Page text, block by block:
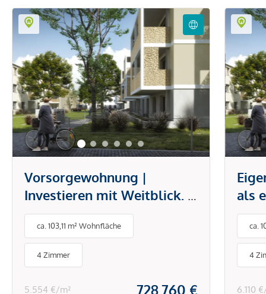
Vorsorgewohnung |
Investieren mit Weitblick. |
4 - Zimmer Anlagewohnung
- Top 15
ca. 103,11 m² Wohnfläche
4 Zimmer
5.554 €/m² 728.760 €
als
ca.
4
6.110